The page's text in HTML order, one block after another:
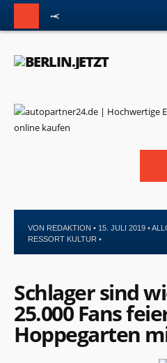
VON REDAKTION • 15. JULI 2019 •
RESSORT KULTUR •
Schlager sind
25.000 Fans
Hoppegarten